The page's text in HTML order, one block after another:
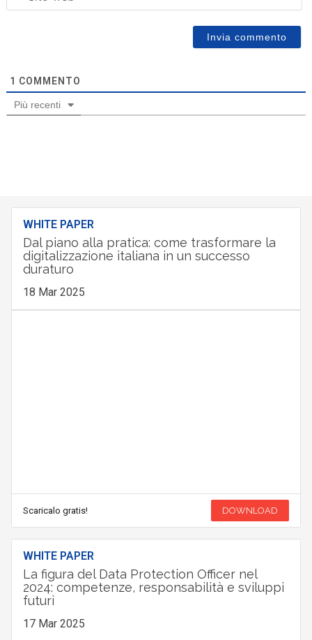
1 COMMENTO
Più recenti
WHITE PAPER
Dal piano alla pratica: come trasformare la
digitalizzazione italiana in un successo
duraturo
18 Mar 2025
Scaricalo gratis! DOWNLOAD
WHITE PAPER
La figura del Data Protection Officer nel
2024: competenze, responsabilità e sviluppi
futuri
17 Mar 2025